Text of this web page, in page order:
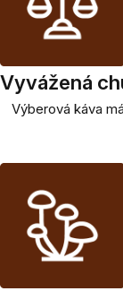
Vyvážená
Výberová káva